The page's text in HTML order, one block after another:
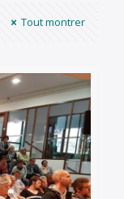
Tout montrer